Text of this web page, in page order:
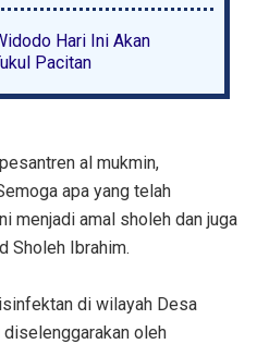
Hari Ini Akan
Pacitan
al mukmin,
apa yang telah
menjadi amal sholeh dan juga
Sholeh Ibrahim.
di wilayah Desa
diselenggarakan oleh